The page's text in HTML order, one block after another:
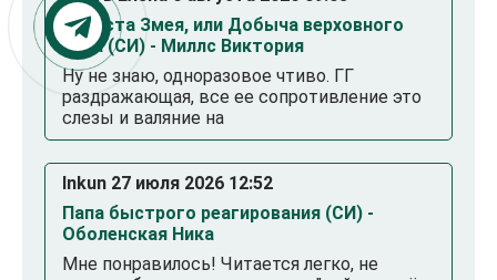
Невеста Змея, или Добыча верховного
Нага (СИ) - Миллс Виктория
Ну не знаю, одноразовое чтиво. ГГ
раздражающая, все ее сопротивление это
слезы и валяние на
Inkun 27 июля 2026 12:52
Папа быстрого реагирования (СИ) -
Оболенская Ника
Мне понравилось! Читается легко, не